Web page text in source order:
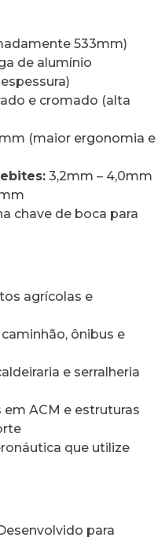
533mm)
de alumínio
e cromado (alta
(maior ergonomia e
3,2mm – 4,0mm
chave de boca para
agrícolas e
ônibus e
e serralheria
ACM e estruturas
que utilize
para